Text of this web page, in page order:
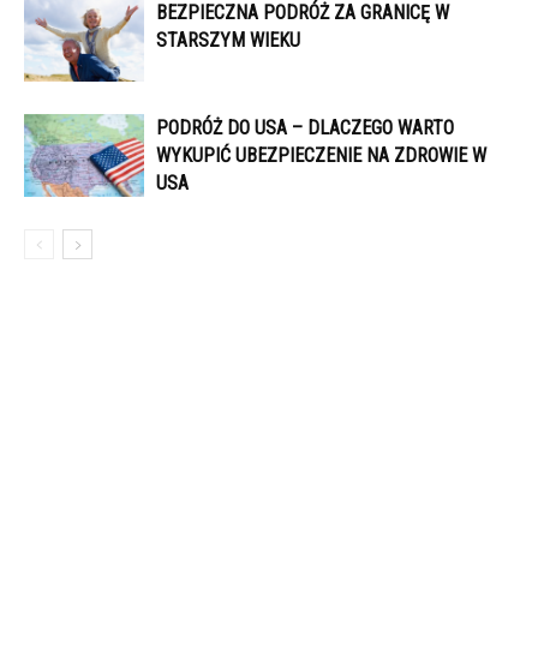
BEZPIECZNA PODRÓŻ ZA GRANICĘ W
STARSZYM WIEKU
PODRÓŻ DO USA – DLACZEGO WARTO
WYKUPIĆ UBEZPIECZENIE NA ZDROWIE W
USA